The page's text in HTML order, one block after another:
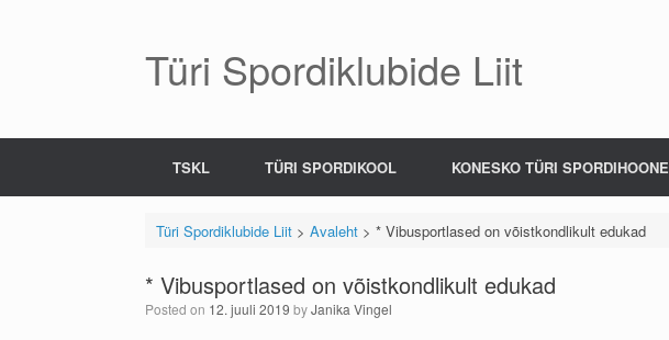
Türi Spordiklubide Liit
TSKL TÜRI SPORDIKOOL KONESKO TÜRI SPORDIHOONE
Türi Spordiklubide Liit> Avaleht> * Vibusportlased on võistkondlikult edukad
* Vibusportlased on võistkondlikult edukad
Posted on 12. juuli 2019 byJanika Vingel